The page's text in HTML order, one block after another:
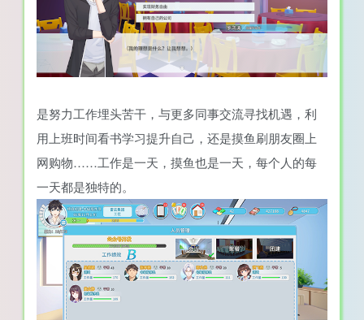
是努力工作埋头苦干，与更多同事交流寻找机遇，利
用上班时间看书学习提升自己，还是摸鱼刷朋友圈上
网购物……工作是一天，摸鱼也是一天，每个人的每
一天都是独特的。